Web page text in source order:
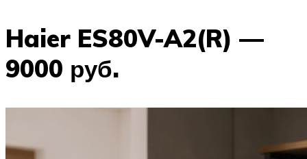
Haier ES80V-A2(R) —
9000 руб.